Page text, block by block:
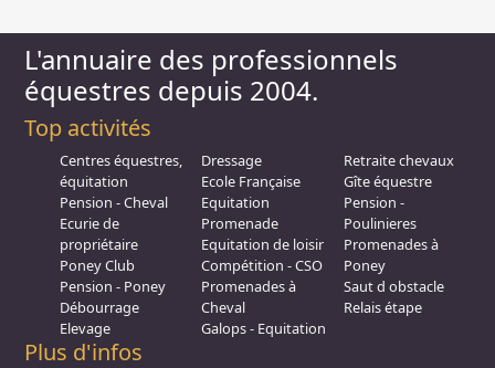
L'annuaire des professionnels
équestres depuis 2004.
Top activités
Centres équestres,
équitation
Pension - Cheval
Ecurie de
propriétaire
Poney Club
Pension - Poney
Débourrage
Elevage
Dressage
Ecole Française
Equitation
Promenade
Equitation de loisir
Compétition - CSO
Promenades à
Cheval
Galops - Equitation
Retraite chevaux
Gîte équestre
Pension -
Poulinieres
Promenades à
Poney
Saut d obstacle
Relais étape
Plus d'infos